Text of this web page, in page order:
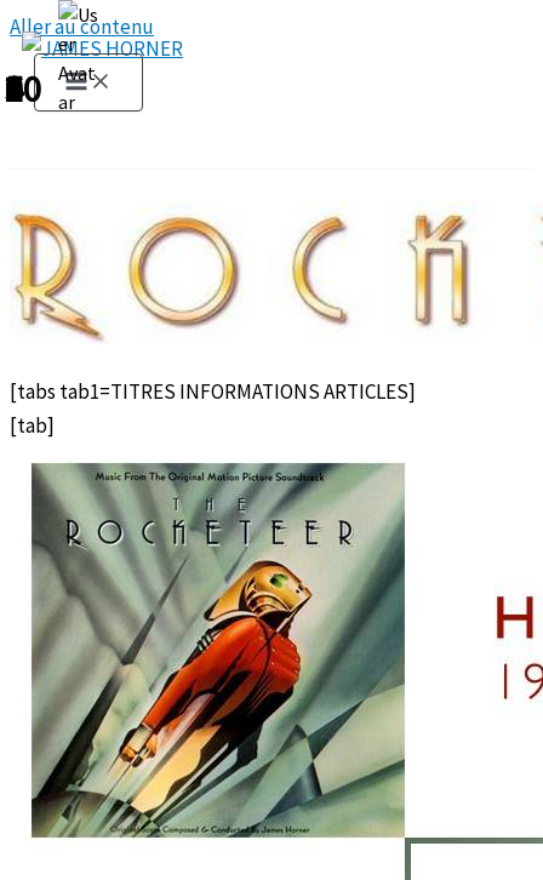
Aller au contenu
[tabs tab1=TITRES INFORMATIONS ARTICLES]
[tab]
1
2
3
4
5
6
7
8
9
10